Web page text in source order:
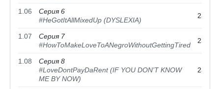
1.06
Серия 6
#HeGotItAllMixedUp (DYSLEXIA)
23
1.07
Серия 7
#HowToMakeLoveToANegroWithoutGettingTired
23
1.08
Серия 8
#LoveDontPayDaRent (IF YOU DON’T KNOW
ME BY NOW)
23